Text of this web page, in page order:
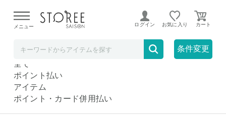
よる配送遅延が発生しております。
メニュー ログイン お気に入り
条件変更
タブレットアクセサリー
タブレットアクセサリー
全て
ポイント払い
アイテム
ポイント・カード併用払い